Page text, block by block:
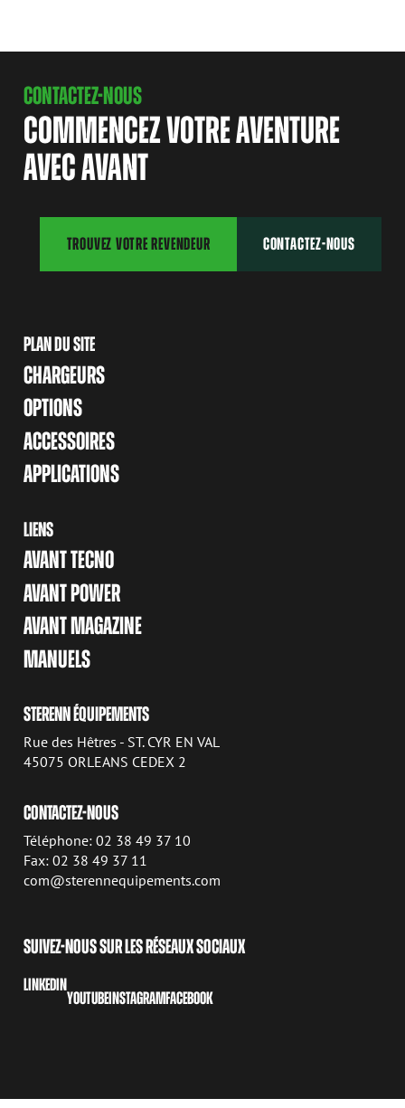
CONTACTEZ-NOUS
COMMENCEZ VOTRE AVENTURE
AVEC AVANT
TROUVEZ VOTRE REVENDEUR CONTACTEZ-NOUS
PLAN DU SITE
CHARGEURS
OPTIONS
ACCESSOIRES
APPLICATIONS
LIENS
AVANT TECNO
AVANT POWER
AVANT MAGAZINE
MANUELS
STERENN ÉQUIPEMENTS
Rue des Hêtres - ST. CYR EN VAL
45075 ORLEANS CEDEX 2
CONTACTEZ-NOUS
Téléphone: 02 38 49 37 10
Fax: 02 38 49 37 11
com@sterennequipements.com
SUIVEZ-NOUS SUR LES RÉSEAUX SOCIAUX
LINKEDIN
YOUTUBEINSTAGRAMFACEBOOK